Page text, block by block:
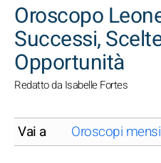
Oroscopo
Successi,
Opportunità
Redatto da Isabelle Fortes
Vai a Oroscopi